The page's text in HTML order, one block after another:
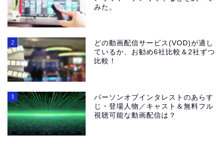
みた。
2
どの動画配信サービス(VOD)が適し
ているか、お勧め6社比較＆2社ずつ
比較！
3
パーソンオブインタレストのあらす
じ・登場人物／キャスト＆無料フル
視聴可能な動画配信は？